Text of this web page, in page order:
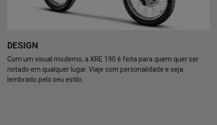
DESIGN
Com um visual moderno, a XRE 190 é feita para quem quer ser
notado em qualquer lugar. Viaje com personalidade e seja
lembrado pelo seu estilo.